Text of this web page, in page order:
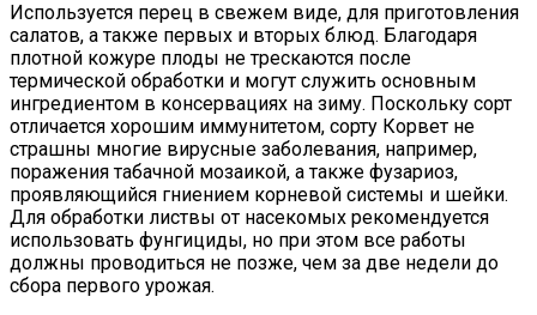
Используется перец в свежем виде, для приготовления
салатов, а также первых и вторых блюд. Благодаря
плотной кожуре плоды не трескаются после
термической обработки и могут служить основным
ингредиентом в консервациях на зиму. Поскольку сорт
отличается хорошим иммунитетом, сорту Корвет не
страшны многие вирусные заболевания, например,
поражения табачной мозаикой, а также фузариоз,
проявляющийся гниением корневой системы и шейки.
Для обработки листвы от насекомых рекомендуется
использовать фунгициды, но при этом все работы
должны проводиться не позже, чем за две недели до
сбора первого урожая.